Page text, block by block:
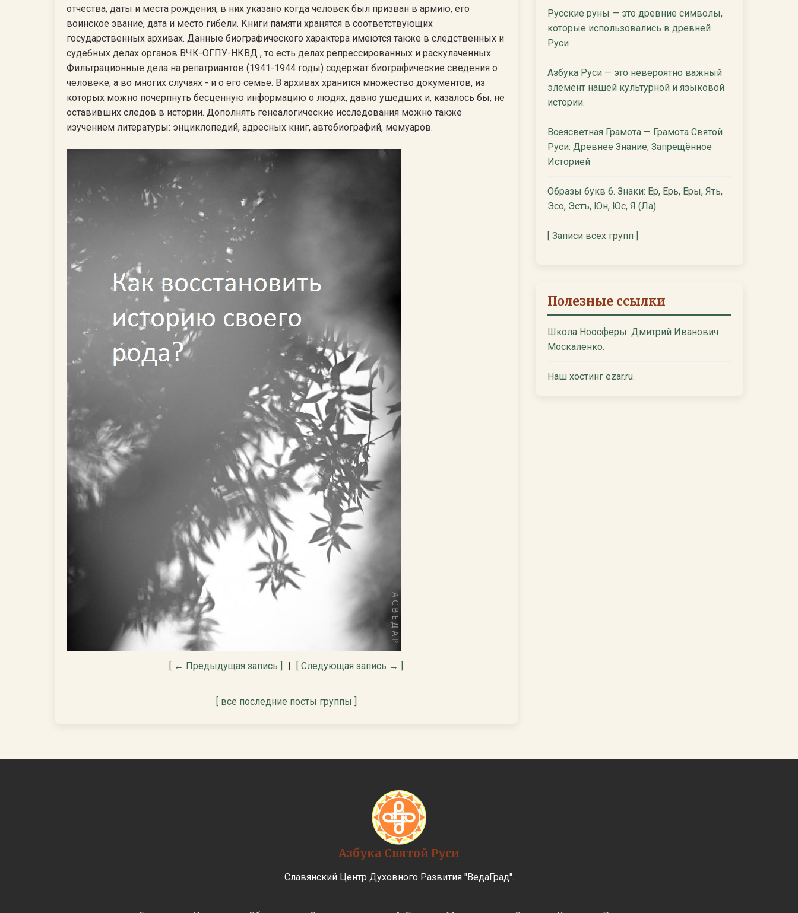
отчества, даты и места рождения, в них указано когда человек был призван в армию, его
воинское звание, дата и место гибели. Книги памяти хранятся в соответствующих
государственных архивах. Данные биографического характера имеются также в следственных и
судебных делах органов ВЧК-ОГПУ-НКВД , то есть делах репрессированных и раскулаченных.
Фильтрационные дела на репатриантов (1941-1944 годы) содержат биографические сведения о
человеке, а во многих случаях - и о его семье. В архивах хранится множество документов, из
которых можно почерпнуть бесценную информацию о людях, давно ушедших и, казалось бы, не
оставивших следов в истории. Дополнять генеалогические исследования можно также
изучением литературы: энциклопедий, адресных книг, автобиографий, мемуаров.
[ ← Предыдущая запись ] | [ Следующая запись → ]
[ все последние посты группы ]
Русские руны — это древние символы,
которые использовались в древней
Руси
Азбука Руси — это невероятно важный
элемент нашей культурной и языковой
истории.
Всеясветная Грамота — Грамота Святой
Руси: Древнее Знание, Запрещённое
Историей
Образы букв 6. Знаки: Ер, Ерь, Еры, Ять,
Эсо, Эстъ, Юн, Юс, Я (Ла)
[ Записи всех групп ]
Полезные ссылки
Школа Ноосферы. Дмитрий Иванович
Москаленко.
Наш хостинг ezar.ru.
Азбука Святой Руси
Славянский Центр Духовного Развития "ВедаГрад".